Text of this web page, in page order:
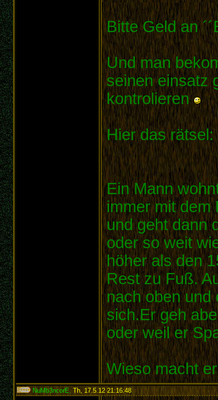
Bitte Geld an
Und man
seinen einsatz
kontrolieren
Hier das rätsel:
Ein Mann
immer mit dem
und geht dann
oder so weit
höher als den
Rest zu Fuß.
nach oben und
sich.Er geh
oder weil er
Wieso macht
NuMb3ncorE , Th, 17.5.12 21:16:48: